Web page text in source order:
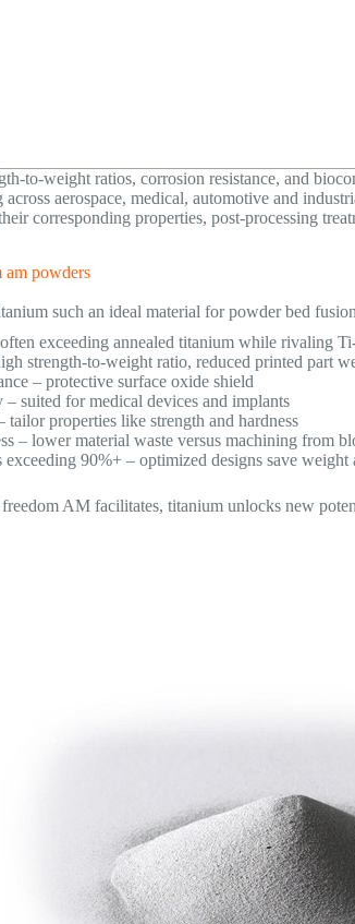
to-weight ratios, corrosion resistance, and
aerospace, medical, automotive and
corresponding properties, post-processing
am powders
such an ideal material for powder bed
exceeding annealed titanium while rivaling
strength-to-weight ratio, reduced printed part
– protective surface oxide shield
suited for medical devices and implants
properties like strength and hardness
– lower material waste versus machining from
90%+ – optimized designs save weight
AM facilitates, titanium unlocks new